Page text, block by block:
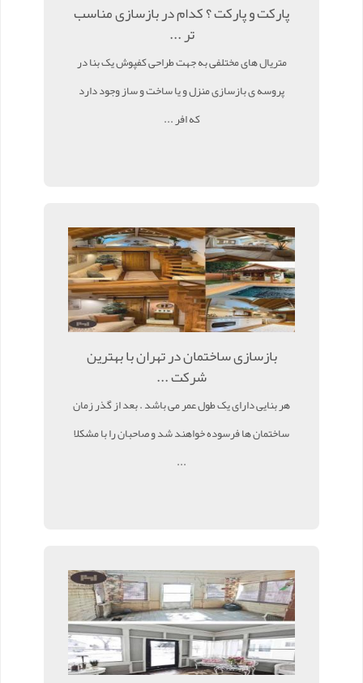
پارکت و پارکت ؟ کدام در بازسازی مناسب
تر ...
متریال های مختلفی به جهت طراحی کفپوش یک بنا در
پروسه ی بازسازی منزل و یا ساخت و ساز وجود دارد
که افر ...
بازسازی ساختمان در تهران با بهترین
شرکت ...
هر بنایی دارای یک طول عمر می باشد . بعد از گذر زمان
ساختمان ها فرسوده خواهند شد و صاحبان را با مشکلا
...